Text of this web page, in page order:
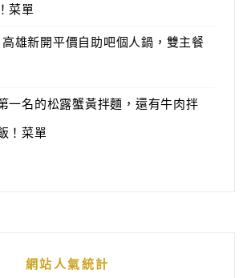
菜單
高雄新開平價自助吧個人鍋，雙主餐
一名的松露蟹黃拌麵，還有牛肉拌
！菜單
網站人氣統計